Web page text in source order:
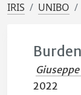
IRIS UNIBO
2022